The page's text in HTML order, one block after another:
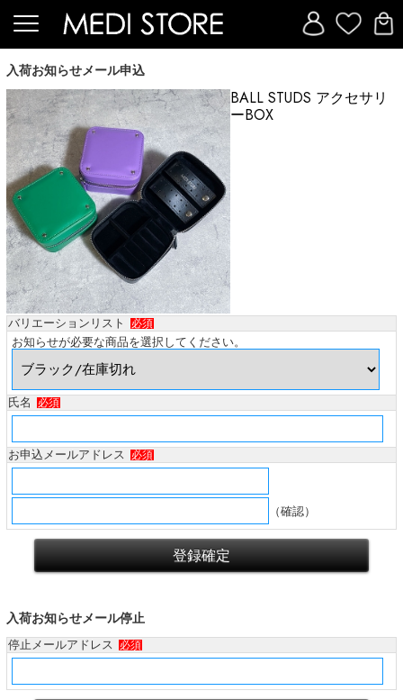
入荷お知らせメール申込
BALL STUDS アクセサリ
ーBOX
バリエーションリスト 必須
お知らせが必要な商品を選択してください。
氏名 必須
お申込メールアドレス 必須
（確認）
入荷お知らせメール停止
停止メールアドレス 必須